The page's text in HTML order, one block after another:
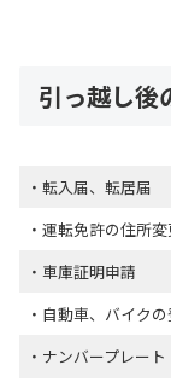
引っ越し後
・転入届、転居届
・運転免許の住所変
・車庫証明申請
・自動車、バイク
・ナンバープレート